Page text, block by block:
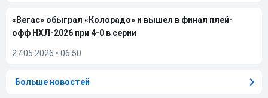
«Вегас» обыграл «Колорадо» и вышел в финал плей-
офф НХЛ-2026 при 4-0 в серии
27.05.2026 • 06:50
Больше новостей